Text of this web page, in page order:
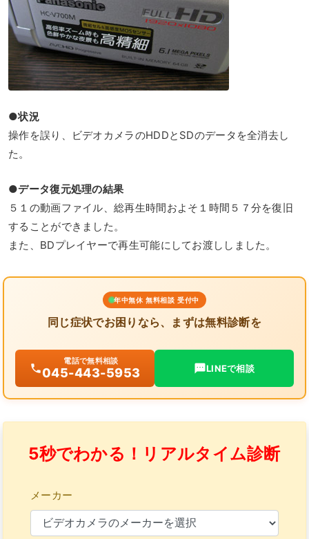
●状況
操作を誤り、ビデオカメラのHDDとSDのデータを全消去し
た。
●データ復元処理の結果
５１の動画ファイル、総再生時間およそ１時間５７分を復旧
することができました。
また、BDプレイヤーで再生可能にしてお渡ししました。
年中無休 無料相談 受付中
同じ症状でお困りなら、まずは無料診断を
電話で無料相談
045-443-5953 LINEで相談
5秒でわかる！リアルタイム診断
メーカー